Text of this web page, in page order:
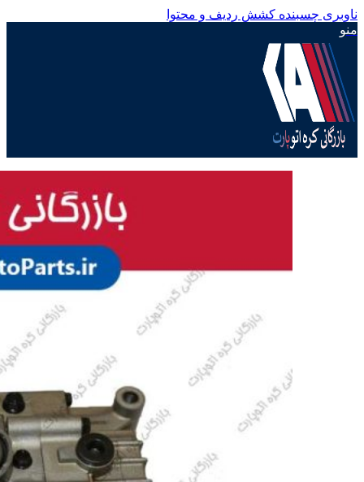
ناوبری چسبنده کشش ردیف و محتوا
منو